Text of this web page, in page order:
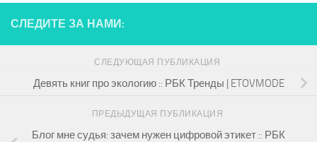
СЛЕДИТЕ ЗА НАМИ:
СЛЕДУЮЩАЯ ПУБЛИКАЦИЯ
Девять книг про экологию :: РБК Тренды | ETOVMODE
ПРЕДЫДУЩАЯ ПУБЛИКАЦИЯ
Блог мне судья: зачем нужен цифровой этикет :: РБК